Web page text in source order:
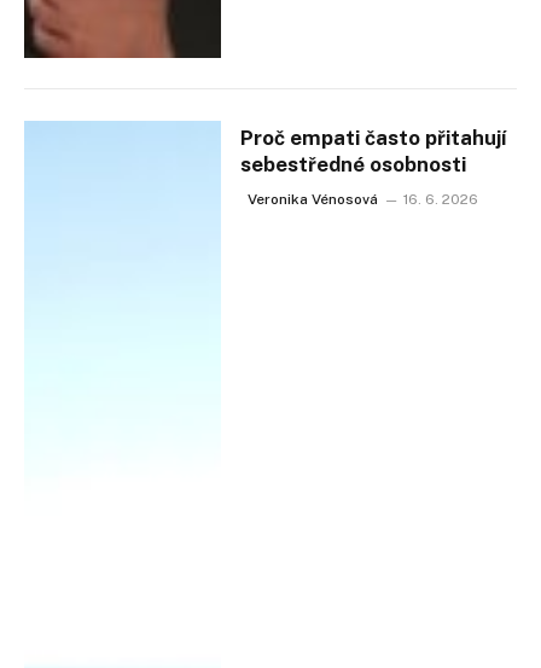
Proč empati často přitahují
sebestředné osobnosti
Veronika Vénosová 16. 6. 2026